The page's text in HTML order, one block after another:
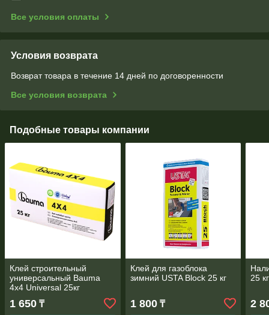
Все условия оплаты
Условия возврата
Возврат товара в течение 14 дней по договоренности
Все условия возврата
Подобные товары компании
Клей строительный
универсальный Bauma
4x4 Universal 25кг
1 650 ₸
Клей для газоблока
зимний USTA Block 25 кг
1 800₸
25 кг
2